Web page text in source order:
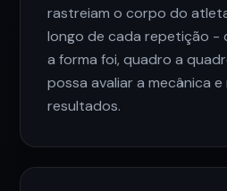
rastreiam o corpo do
longo de cada repetição -
a forma foi, quadro a
possa avaliar a mecânica
resultados.